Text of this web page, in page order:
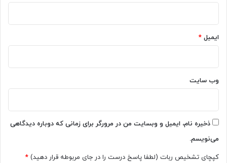
ایمیل *
وب‌ سایت
ذخیره نام، ایمیل و وبسایت من در مرورگر برای زمانی که دوباره دیدگاهی
می‌نویسم.
کپچای تشخیص ربات (لطفا پاسخ درست را در جای مربوطه قرار دهید) *